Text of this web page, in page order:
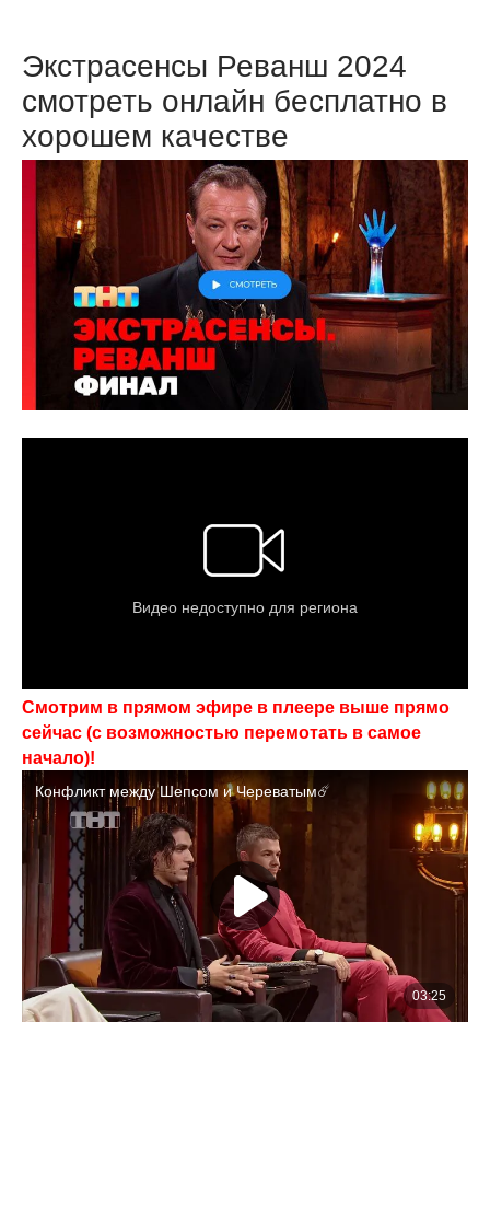
Экстрасенсы Реванш 2024
смотреть онлайн бесплатно в
хорошем качестве
Смотрим в прямом эфире в плеере выше прямо
сейчас (с возможностью перемотать в самое
начало)!